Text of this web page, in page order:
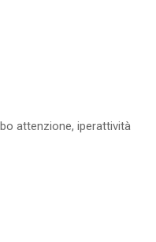
attenzione, iperattività